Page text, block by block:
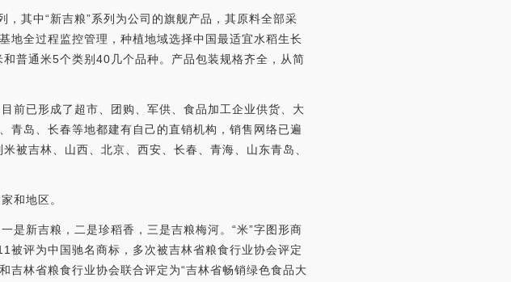
，其中“新吉粮”系列为公司的旗舰产品，其原料全部采
地全过程监控管理，种植地域选择中国最适宜水稻生长
普通米5个类别40几个品种。产品包装规格齐全，从简
前已形成了超市、团购、军供、食品加工企业供货、大
青岛、长春等地都建有自己的直销机构，销售网络已遍
被吉林、山西、北京、西安、长春、青海、山东青岛、
和地区。
是新吉粮，二是珍稻香，三是吉粮梅河。“米”字图形商
被评为中国驰名商标，多次被吉林省粮食行业协会评定
吉林省粮食行业协会联合评定为“吉林省畅销绿色食品大